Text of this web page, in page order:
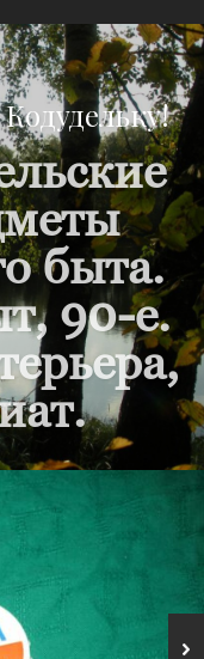
быта.
90-е.